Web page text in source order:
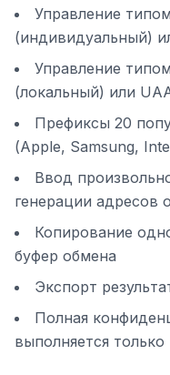
Управление
(индивидуальный)
Управление
(локальный) или
Префиксы 20
(Apple, Samsung,
Ввод
генерации адресов
Копирование
буфер обмена
Экспорт
Полная
выполняется только